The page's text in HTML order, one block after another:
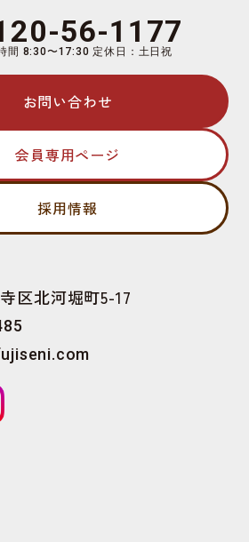
56-1177
間 8:30〜17:30 定休日：土日祝
お問い合わせ
会員専用ページ
採用情報
区北河堀町5-17